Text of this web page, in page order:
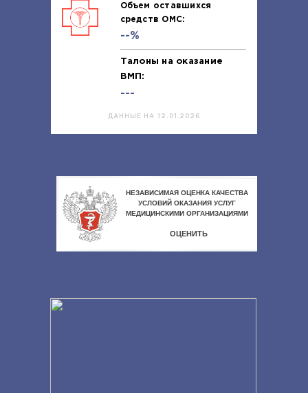
Объем оставшихся
средств ОМС:
--%
Талоны на оказание
ВМП:
---
ДАННЫЕ НА 12.01.2026